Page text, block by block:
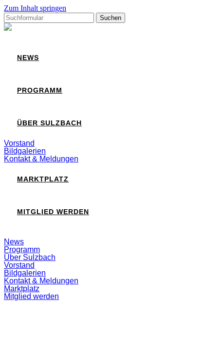
Zum Inhalt springen
Suchen
nach:
Sulzbach
NEWS
PROGRAMM
ÜBER SULZBACH
Vorstand
Bildgalerien
Kontakt & Meldungen
MARKTPLATZ
MITGLIED WERDEN
Suchfeld
ein-/ausblenden
News
Programm
Über Sulzbach
Vorstand
Bildgalerien
Kontakt & Meldungen
Marktplatz
Mitglied werden